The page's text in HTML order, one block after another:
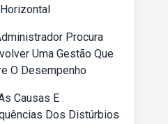
Procura
Uma Gestão Que
O Desempenho
Causas E
Dos Distúrbios